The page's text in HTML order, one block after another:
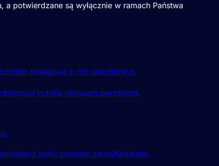
potwierdzane są wyłącznie w ramach Państwa
nawiązują z nim współpracę.
ryzyka obciążeń zwrotnych.
karty zostanie zweryfikowany.